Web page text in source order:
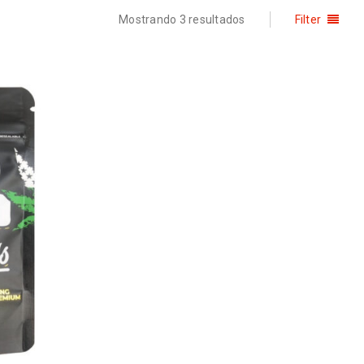
Filter
Mostrando 3 resultados